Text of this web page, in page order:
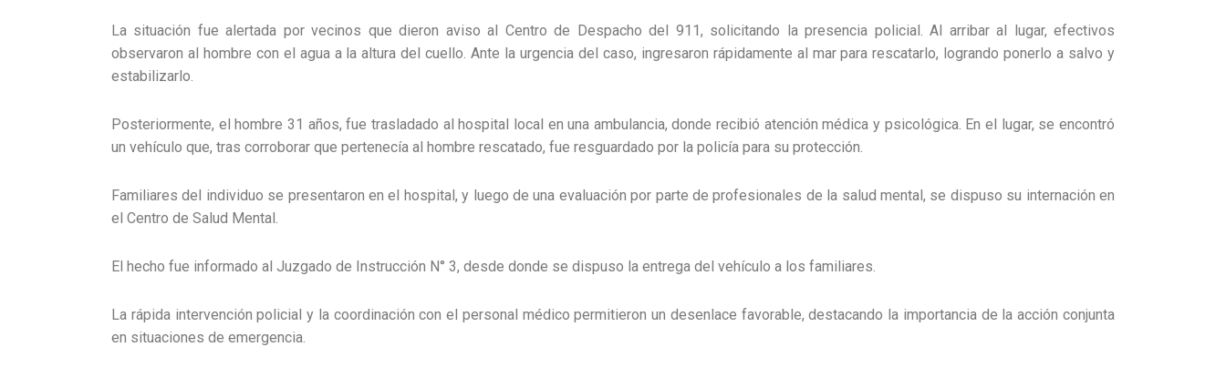
La situación fue alertada por vecinos que dieron aviso al Centro de Despacho del 911, solicitando la presencia policial. Al arribar al lugar, efectivos
observaron al hombre con el agua a la altura del cuello. Ante la urgencia del caso, ingresaron rápidamente al mar para rescatarlo, logrando ponerlo a salvo y
estabilizarlo.
Posteriormente, el hombre 31 años, fue trasladado al hospital local en una ambulancia, donde recibió atención médica y psicológica. En el lugar, se encontró
un vehículo que, tras corroborar que pertenecía al hombre rescatado, fue resguardado por la policía para su protección.
Familiares del individuo se presentaron en el hospital, y luego de una evaluación por parte de profesionales de la salud mental, se dispuso su internación en
el Centro de Salud Mental.
El hecho fue informado al Juzgado de Instrucción N° 3, desde donde se dispuso la entrega del vehículo a los familiares.
La rápida intervención policial y la coordinación con el personal médico permitieron un desenlace favorable, destacando la importancia de la acción conjunta
en situaciones de emergencia.